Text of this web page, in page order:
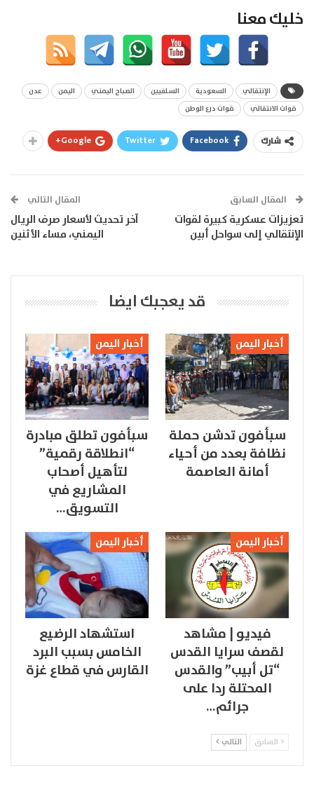
خليك معنا
الإنتقالي السعودية السلفيين الصباح اليمني اليمن
عدن
قوات الانتقالي
قوات درع الوطن
شارك Facebook
Twitter
Google+
المقال السابق
تعزيزات عسكرية كبيرة لقوات
الإنتقالي إلى سواحل أبين
المقال التالي
آخر تحديث لأسعار صرف الريال
اليمني، مساء الأثنين
قد يعجبك ايضا
أخبار اليمن
سبأفون تدشن حملة
نظافة بعدد من أحياء
أمانة العاصمة
أخبار اليمن
سبأفون تطلق مبادرة
“انطلاقة رقمية”
لتأهيل أصحاب
المشاريع في
التسويق…
أخبار اليمن
فيديو | مشاهد
لقصف سرايا القدس
“تل أبيب” والقدس
المحتلة ردا على
جرائم…
أخبار اليمن
استشهاد الرضيع
الخامس بسبب البرد
القارس في قطاع غزة
السابق التالي